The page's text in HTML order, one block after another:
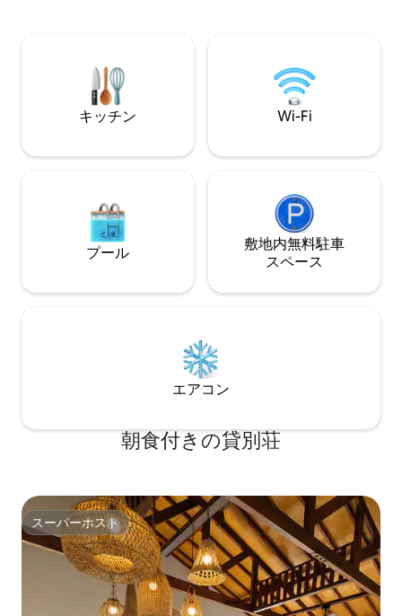
ャワーが備わって
キッチン Wi-Fi
プール
敷地内無料駐⁠車
ス⁠ペ⁠ー⁠ス
エアコン
朝食付きの貸別荘
スーパーホスト
スーパーホスト